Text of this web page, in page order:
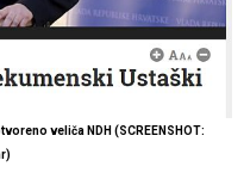
veliča NDH (SCREENSHOT: